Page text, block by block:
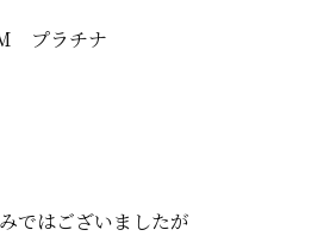
プラチナ
ではございましたが